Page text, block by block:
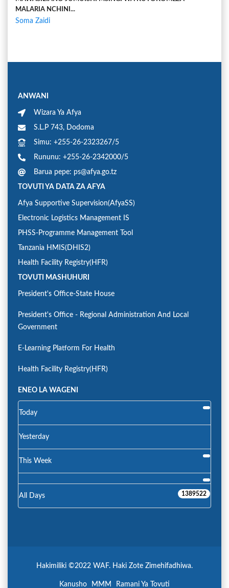
MALARIA NCHINI...
Soma Zaidi
ANWANI
Wizara Ya Afya
S.L.P 743, Dodoma
Simu: +255-26-2323267/5
Rununu: +255-26-2342000/5
Barua pepe: ps@afya.go.tz
TOVUTI YA DATA ZA AFYA
Afya Supportive Supervision(AfyaSS)
Electronic Logistics Management IS
PHSS-Programme Management Tool
Tanzania HMIS(DHIS2)
Health Facility Registry(HFR)
TOVUTI MASHUHURI
President's Office-State House
President's Office - Regional Administration And Local
Government
E-Learning Platform For Health
Health Facility Registry(HFR)
ENEO LA WAGENI
Today
Yesterday
This Week
All Days 1389522
Hakimiliki ©2022 WAF. Haki Zote Zimehifadhiwa.
Kanusho MMM Ramani Ya Tovuti